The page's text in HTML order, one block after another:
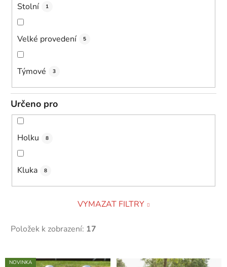
Stolní 1
Velké provedení 5
Týmové 3
Určeno pro
Holku 8
Kluka 8
VYMAZAT FILTRY
Položek k zobrazení: 17
VNOVINKA